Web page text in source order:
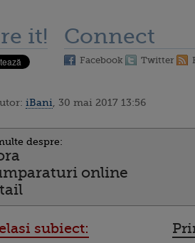
it! Connect
Facebook Twitter
iBani , 30 mai 2017 13:56
despre:
online
subiect: